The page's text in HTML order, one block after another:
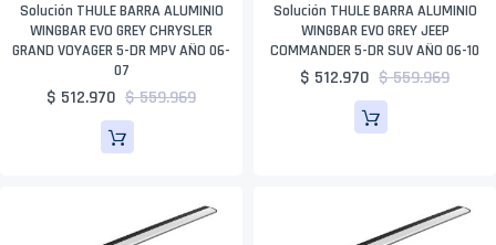
Solución THULE BARRA ALUMINIO
WINGBAR EVO GREY CHRYSLER
GRAND VOYAGER 5-DR MPV AÑO 06-
07
$ 512.970 $ 559.969
Solución THULE BARRA ALUMINIO
WINGBAR EVO GREY JEEP
COMMANDER 5-DR SUV AÑO 06-10
$ 512.970 $ 559.969